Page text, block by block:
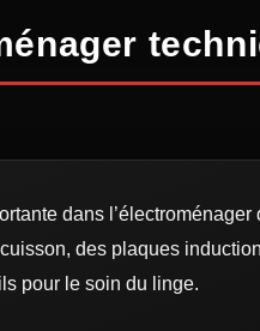
dans
des plaques
pour le soin du linge.